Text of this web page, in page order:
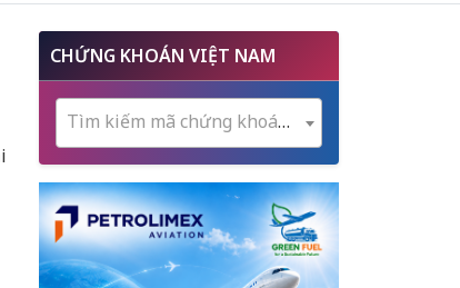
CHỨNG KHOÁN VIỆT NAM
Tìm kiếm mã chứng khoán...